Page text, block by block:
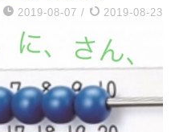
2019-08-07 / 2019-08-23